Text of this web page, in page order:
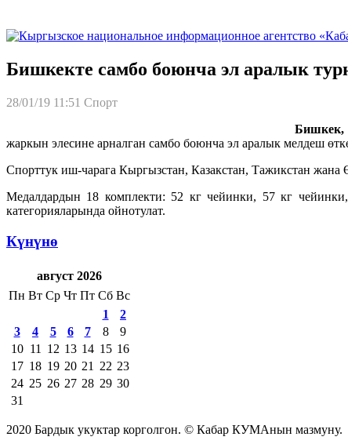
Бишкекте самбо боюнча эл аралык
28/01/19 11:51 Спорт
Бишкек,
жаркын элесине арналган самбо боюнча эл аралык мелдеш
Спорттук иш-чарага Кыргызстан, Казакстан, Тажикстан
Медалдардын 18 комплекти: 52 кг чейинки, 57 кг
категорияларында ойнотулат.
Күнүнө
август 2026
Пн Вт Ср Чт Пт Сб Вс
1
2
3
4 5 6 7 8
9
10 11 12 13 14 15 16
17 18 19 20 21 22 23
24 25 26 27 28 29 30
31
2020 Бардык укуктар корголгон. © Кабар КУМАнын мазмуну.